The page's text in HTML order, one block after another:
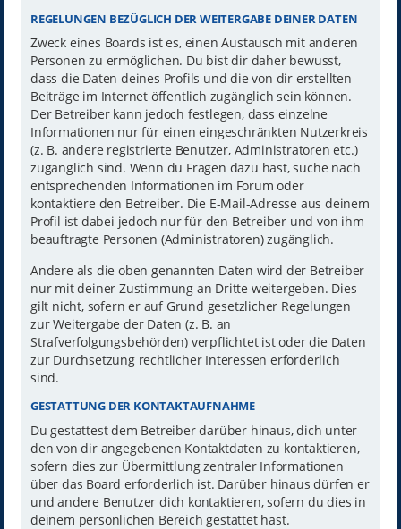
REGELUNGEN BEZÜGLICH DER WEITERGABE DEINER DATEN
Zweck eines Boards ist es, einen Austausch mit anderen
Personen zu ermöglichen. Du bist dir daher bewusst,
dass die Daten deines Profils und die von dir erstellten
Beiträge im Internet öffentlich zugänglich sein können.
Der Betreiber kann jedoch festlegen, dass einzelne
Informationen nur für einen eingeschränkten Nutzerkreis
(z. B. andere registrierte Benutzer, Administratoren etc.)
zugänglich sind. Wenn du Fragen dazu hast, suche nach
entsprechenden Informationen im Forum oder
kontaktiere den Betreiber. Die E-Mail-Adresse aus deinem
Profil ist dabei jedoch nur für den Betreiber und von ihm
beauftragte Personen (Administratoren) zugänglich.
Andere als die oben genannten Daten wird der Betreiber
nur mit deiner Zustimmung an Dritte weitergeben. Dies
gilt nicht, sofern er auf Grund gesetzlicher Regelungen
zur Weitergabe der Daten (z. B. an
Strafverfolgungsbehörden) verpflichtet ist oder die Daten
zur Durchsetzung rechtlicher Interessen erforderlich
sind.
GESTATTUNG DER KONTAKTAUFNAHME
Du gestattest dem Betreiber darüber hinaus, dich unter
den von dir angegebenen Kontaktdaten zu kontaktieren,
sofern dies zur Übermittlung zentraler Informationen
über das Board erforderlich ist. Darüber hinaus dürfen er
und andere Benutzer dich kontaktieren, sofern du dies in
deinem persönlichen Bereich gestattet hast.